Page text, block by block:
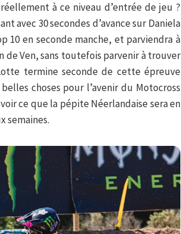
à ce niveau d’entrée de jeu ?
avec 30 secondes d’avance sur Daniela
10 en seconde manche, et parviendra à
de Ven, sans toutefois parvenir à trouver
termine seconde de cette épreuve
choses pour l’avenir du Motocross
ce que la pépite Néerlandaise sera en
semaines.